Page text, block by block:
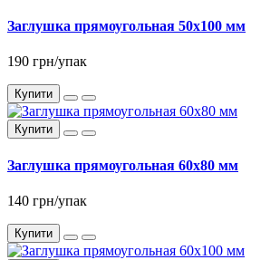
Заглушка прямоугольная 50x100 мм
190 грн/упак
Купити
Купити
Заглушка прямоугольная 60x80 мм
140 грн/упак
Купити